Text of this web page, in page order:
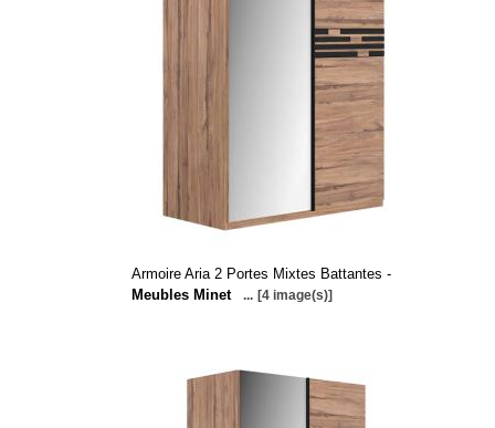
Armoire Aria 2 Portes Mixtes Battantes -
Meubles Minet
... [4 image(s)]